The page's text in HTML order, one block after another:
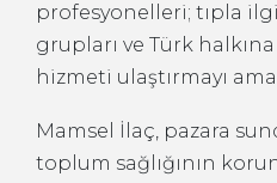
profesyonelleri; tıpla
grupları ve Türk
hizmeti ulaştırmayı
Mamsel İlaç, pazara
toplum sağlığının